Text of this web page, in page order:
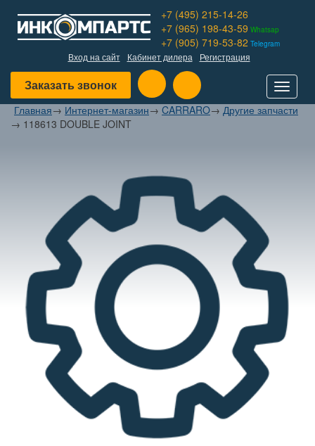
+7 (495) 215-14-26
+7 (965) 198-43-59 Whatsap
+7 (905) 719-53-82 Telegram
Вход на сайт Кабинет дилера Регистрация
Заказать звонок
Toggle
Главная→ Интернет-магазин→ CARRARO→ Другие запчасти
→ 118613 DOUBLE JOINT